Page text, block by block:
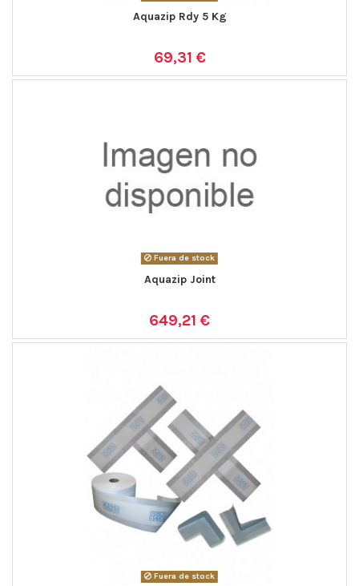
Aquazip Rdy 5 Kg
69,31 €
Fuera de stock
Aquazip Joint
649,21 €
Fuera de stock